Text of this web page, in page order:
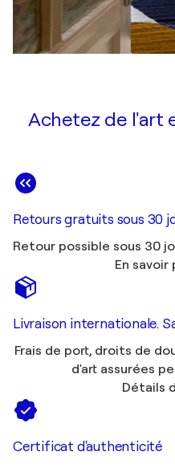
Achetez de l'art
Retours gratuits sous 30
Retour possible sous 30
En savoir
Livraison internationale.
Frais de port, droits de
d'art assurées
Détails
Certificat d'authenticité